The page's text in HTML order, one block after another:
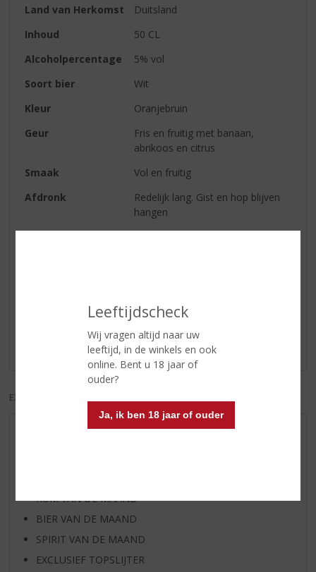
Leeftijdscheck
Wij vragen altijd naar uw
leeftijd, in de winkels en ook
online. Bent u 18 jaar of
ouder?
Ja, ik ben 18 jaar of ouder
Land van Herkomst
Duitsland
Inhoud
50 CL
Alcoholpercentage
5% vol
Soort bier
Wit
Kleur
Oranjebruin
Geur
Fris en fruitig met banaan,
abrikoos en citrus
Smaak
Vol en fruitig
Afdronk
Redelijk lang. Gist en hop blijven
hangen
Er zijn nog geen reviews geplaatst voor dit product
EXCL. BTW
RUM VAN DE MAAND
BIER VAN DE MAAND
SPIRIT VAN DE MAAND
EXCLUSIEF TOPSLIJTER